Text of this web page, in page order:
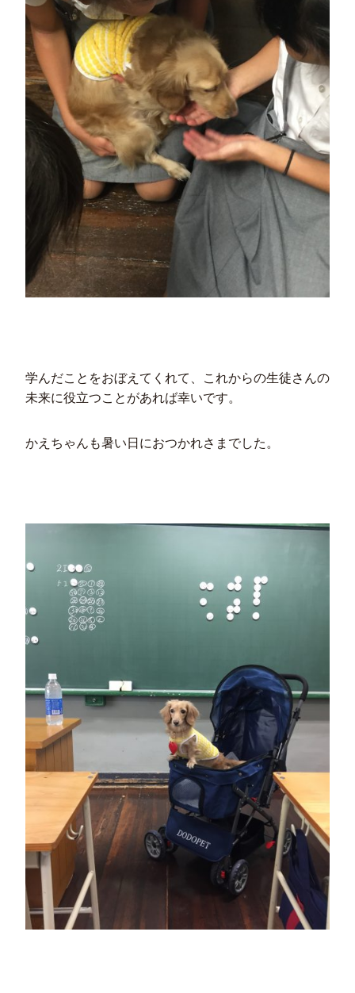
学んだことをおぼえてくれて、これからの生徒さんの
未来に役立つことがあれば幸いです。
かえちゃんも暑い日におつかれさまでした。